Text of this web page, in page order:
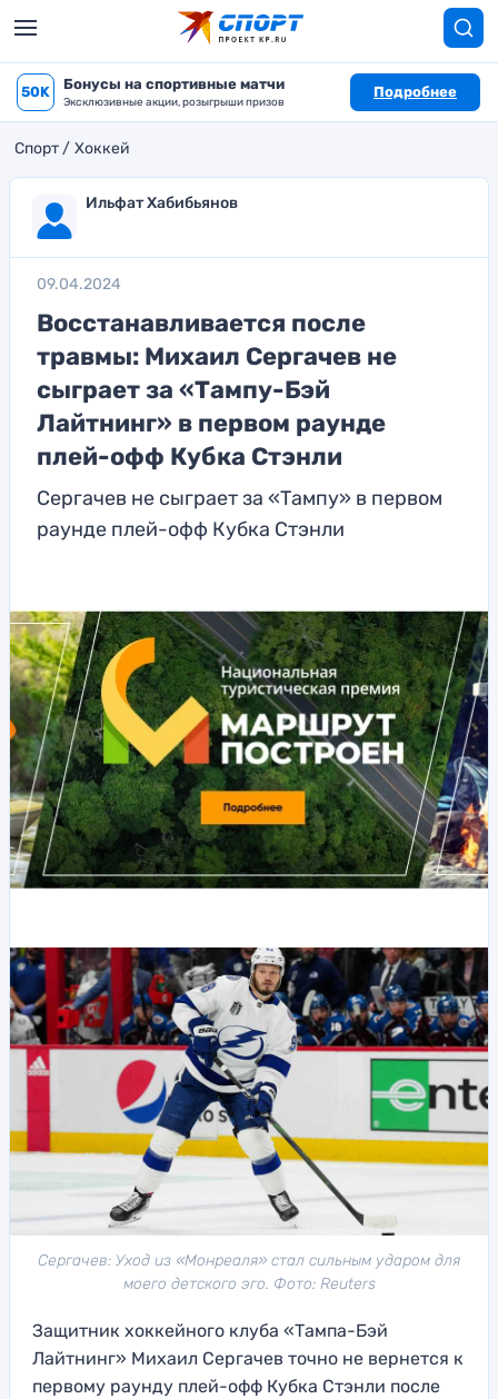
50K Бонусы на спортивные матчи
Эксклюзивные акции, розыгрыши призов
Подробнее
Спорт Хоккей
Ильфат Хабибьянов
09.04.2024
Восстанавливается после
травмы: Михаил Сергачев не
сыграет за «Тампу-Бэй
Лайтнинг» в первом раунде
плей-офф Кубка Стэнли
Сергачев не сыграет за «Тампу» в первом
раунде плей-офф Кубка Стэнли
Сергачев: Уход из «Монреаля» стал сильным ударом для
моего детского эго. Фото: Reuters
Защитник хоккейного клуба «Тампа-Бэй
Лайтнинг» Михаил Сергачев точно не вернется к
первому раунду плей-офф Кубка Стэнли после